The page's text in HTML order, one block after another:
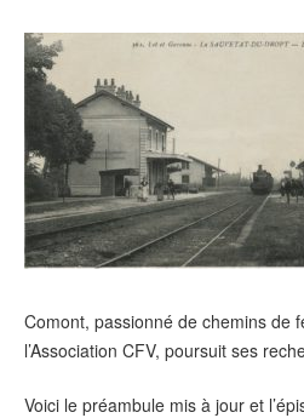
Comont, passionné de chemins de
l’Association CFV, poursuit ses
Voici le préambule mis à jour et